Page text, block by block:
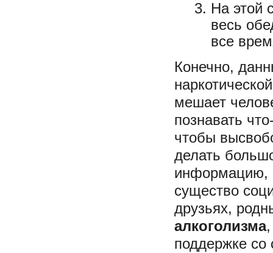
На этой
весь
все
Конечно,
мешает
познавать
чтобы
делать
информацию,
существо
друзьях,
алкоголизма,
поддержке со